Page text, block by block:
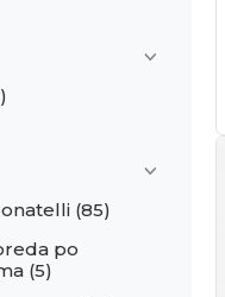
(85)
po
(5)